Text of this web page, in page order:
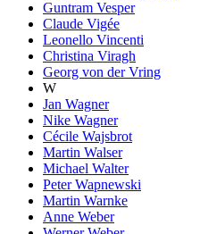
Guntram Vesper
Claude Vigée
Leonello Vincenti
Christina Viragh
Georg von der Vring
W
Jan Wagner
Nike Wagner
Cécile Wajsbrot
Martin Walser
Michael Walter
Peter Wapnewski
Martin Warnke
Anne Weber